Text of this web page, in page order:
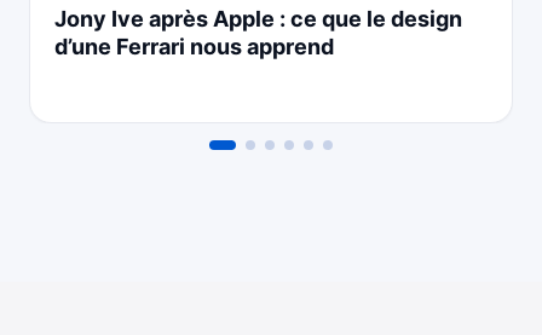
Jony Ive après Apple : ce que le design
d’une Ferrari nous apprend